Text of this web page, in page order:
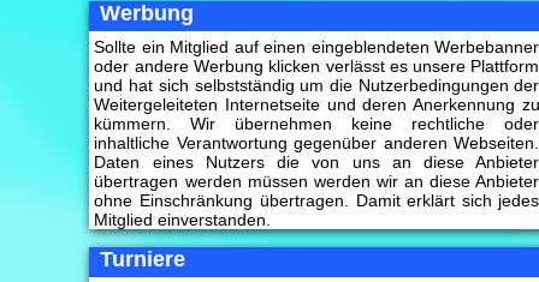
Werbung
Sollte ein Mitglied auf einen eingeblendeten Werbebanner
oder andere Werbung klicken verlässt es unsere Plattform
und hat sich selbstständig um die Nutzerbedingungen der
Weitergeleiteten Internetseite und deren Anerkennung zu
kümmern. Wir übernehmen keine rechtliche oder
inhaltliche Verantwortung gegenüber anderen Webseiten.
Daten eines Nutzers die von uns an diese Anbieter
übertragen werden müssen werden wir an diese Anbieter
ohne Einschränkung übertragen. Damit erklärt sich jedes
Mitglied einverstanden.
Turniere